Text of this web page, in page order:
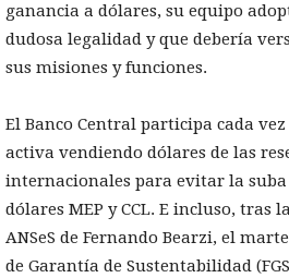
ganancia a dólares, su equipo
dudosa legalidad y que debería
sus misiones y funciones.
El Banco Central participa cada
activa vendiendo dólares de las
internacionales para evitar la suba
dólares MEP y CCL. E incluso, tras
ANSeS de Fernando Bearzi, el
de Garantía de Sustentabilidad